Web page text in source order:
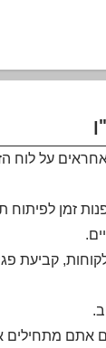
אחראים על לוח
זמן לפיתוח
קביעת
אתם